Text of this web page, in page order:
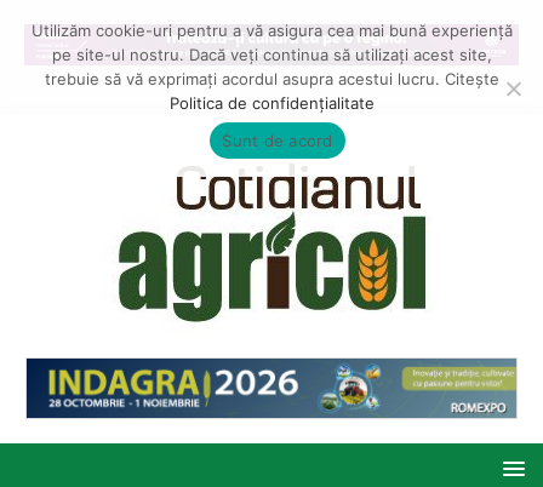
Utilizăm cookie-uri pentru a vă asigura cea mai bună experiență
pe site-ul nostru. Dacă veți continua să utilizați acest site,
trebuie să vă exprimați acordul asupra acestui lucru. Citește
Politica de confidențialitate
Sunt de acord